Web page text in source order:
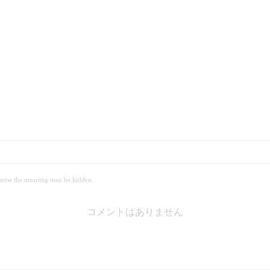
the meaning may be hidden.
コメントはありません